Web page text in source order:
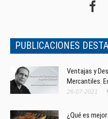
PUBLICACIONES
Ventajas y
Mercantiles.
26-07-2021
¿Qué es